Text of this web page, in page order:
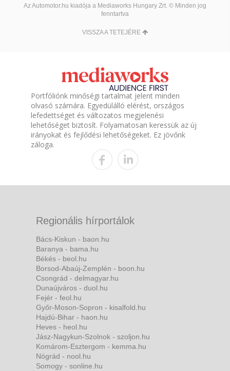
Az Automotor.hu kiadója a Mediaworks Hungary Zrt. © Minden jog
fenntartva
VISSZA A TETEJÉRE
Portfóliónk minőségi tartalmat jelent minden
olvasó számára. Egyedülálló elérést, országos
lefedettséget és változatos megjelenési
lehetőséget biztosít. Folyamatosan keressük az új
irányokat és fejlődési lehetőségeket. Ez jövőnk
záloga.
Regionális hírportálok
Bács-Kiskun - baon.hu
Baranya - bama.hu
Békés - beol.hu
Borsod-Abaúj-Zemplén - boon.hu
Csongrád - delmagyar.hu
Dunaújváros - duol.hu
Fejér - feol.hu
Győr-Moson-Sopron - kisalfold.hu
Hajdú-Bihar - haon.hu
Heves - heol.hu
Jász-Nagykun-Szolnok - szoljon.hu
Komárom-Esztergom - kemma.hu
Nógrád - nool.hu
Somogy - sonline.hu